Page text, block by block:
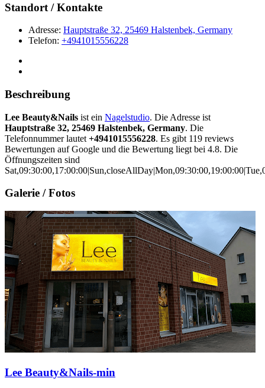
Standort / Kontakte
Adresse: Hauptstraße 32, 25469 Halstenbek, Germany
Telefon: +4941015556228
Beschreibung
Lee Beauty&Nails ist ein Nagelstudio. Die Adresse ist
Hauptstraße 32, 25469 Halstenbek, Germany. Die
Telefonnummer lautet +4941015556228. Es gibt 119 reviews
Bewertungen auf Google und die Bewertung liegt bei 4.8. Die
Öffnungszeiten sind
Galerie / Fotos
Lee Beauty&Nails-min